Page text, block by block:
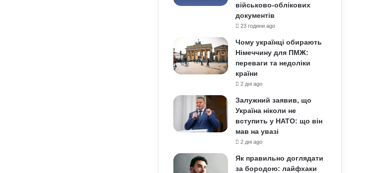
військово-облікових
документів
23 години ago
Чому українці обирають
Німеччину для ПМЖ:
переваги та недоліки
країни
2 дні ago
Залужний заявив, що
Україна ніколи не
вступить у НАТО: що він
мав на увазі
2 дні ago
Як правильно доглядати
за бородою: лайфхаки